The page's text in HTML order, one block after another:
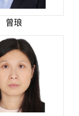
曾琅